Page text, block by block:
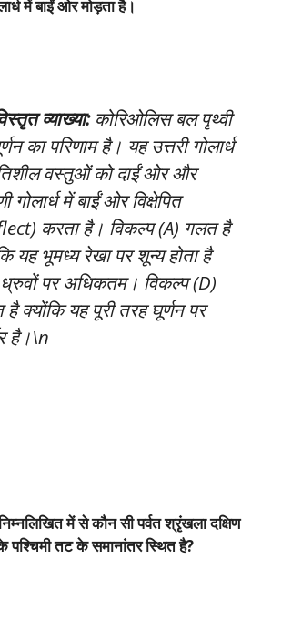
में बाईं ओर मोड़ता है।
व्याख्या:कोरिओलिस बल पृथ्वी
का परिणाम है। यह उत्तरी गोलार्ध
वस्तुओं को दाईं ओर और
गोलार्ध में बाईं ओर विक्षेपित
करता है। विकल्प (A) गलत है
यह भूमध्य रेखा पर शून्य होता है
पर अधिकतम। विकल्प (D)
क्योंकि यह पूरी तरह घूर्णन पर
है।\n
में से कौन सी पर्वत श्रृंखला दक्षिण
पश्चिमी तट के समानांतर स्थित है?